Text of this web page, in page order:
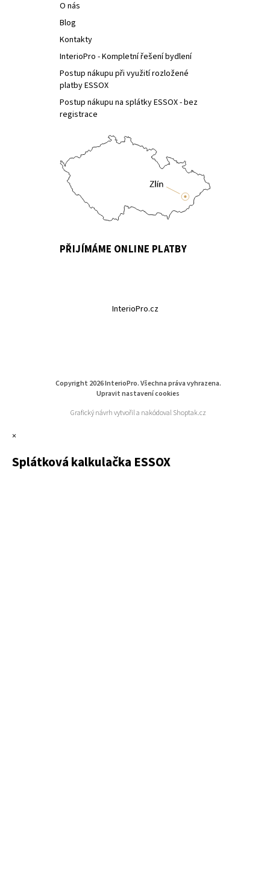
O nás
Blog
Kontakty
InterioPro - Kompletní řešení bydlení
Postup nákupu při využití rozložené
platby ESSOX
Postup nákupu na splátky ESSOX - bez
registrace
PŘIJÍMÁME ONLINE PLATBY
InterioPro.cz
Copyright 2026InterioPro. Všechna práva vyhrazena.
Upravit nastavení cookies
Grafický návrh vytvořil a nakódoval Shoptak.cz
×
Splátková kalkulačka ESSOX